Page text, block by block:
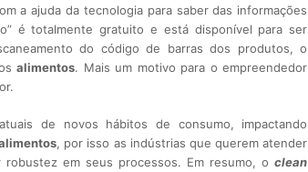
a ajuda da tecnologia para saber das informações
é totalmente gratuito e está disponível para ser
do código de barras dos produtos, o
osalimentos. Mais um motivo para o empreendedor
de novos hábitos de consumo, impactando
, por isso as indústrias que querem atender
em seus processos. Em resumo, oclean